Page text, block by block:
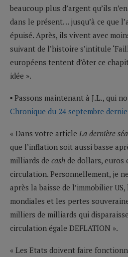
beaucoup plus d’argent qu’ils
dans le présent… jusqu’à ce que
épuisé. Après, ils vivent avec
suivant de l’histoire s’intitule
européens tentent d’ôter ce
idée ».
▪ Passons maintenant à J.L., qui
Chronique du 24 septembre
« Dans votre article La dernière
que l’inflation soit aussi basse
milliards de cash de dollars, euros
circulation. Personnellement, je
après la baisse de l’immobilier
mondiales et les pertes
milliers de milliards qui
circulation égale DEFLATION ».
« Les Etats doivent faire